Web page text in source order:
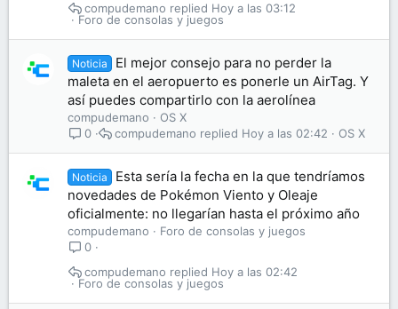
Foro de consolas y juegos
Hoy a las 03:12
compudemano
Noticia
El mejor consejo para no perder la
maleta en el aeropuerto es ponerle un AirTag. Y
así puedes compartirlo con la aerolínea
compudemano
OS X
0
OS X
Hoy a las 02:42
compudemano
Noticia
Esta sería la fecha en la que tendríamos
novedades de Pokémon Viento y Oleaje
oficialmente: no llegarían hasta el próximo año
compudemano
Foro de consolas y juegos
0
Foro de consolas y juegos
Hoy a las 02:42
compudemano